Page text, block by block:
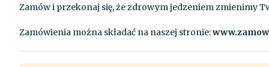
Zamów i przekonaj się, że zdrowym jedzeniem zmienimy
Zamówienia można składać na naszej stronie: